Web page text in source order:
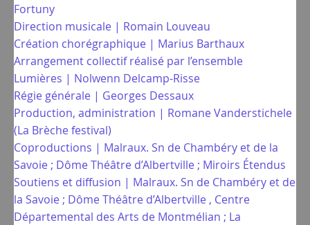
Fortuny
Direction musicale | Romain Louveau
Création chorégraphique | Marius Barthaux
Arrangement collectif réalisé par l’ensemble
Lumières | Nolwenn Delcamp-Risse
Régie générale | Georges Dessaux
Production, administration | Romane Vanderstichele
(La Brèche festival)
Coproductions | Malraux. Sn de Chambéry et de la
Savoie ; Dôme Théâtre d’Albertville ; Miroirs Étendus
Soutiens et diffusion | Malraux. Sn de Chambéry et de
la Savoie ; Dôme Théâtre d’Albertville , Centre
Départemental des Arts de Montmélian ; La